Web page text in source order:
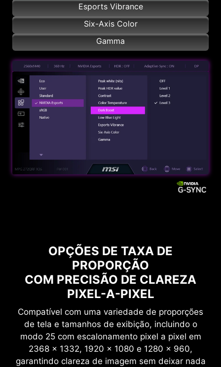
Esports Vibrance
Six-Axis Color
Gamma
OPÇÕES DE TAXA DE
PROPORÇÃO
COM PRECISÃO DE CLAREZA
PIXEL-A-PIXEL
Compatível com uma variedade de proporções
de tela e tamanhos de exibição, incluindo o
modo 25 com escalonamento pixel a pixel em
2368 x 1332, 1920 x 1080 e 1280 x 960,
garantindo clareza de imagem sem deixar nada